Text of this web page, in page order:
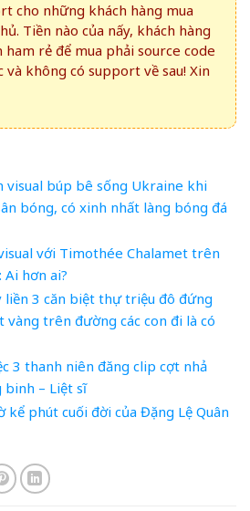
cho những khách hàng mua
Tiền nào của nấy, khách hàng
ham rẻ để mua phải source code
không có support về sau! Xin
visual búp bê sống Ukraine khi
bóng, có xinh nhất làng bóng đá
với Timothée Chalamet trên
Ai hơn ai?
liền 3 căn biệt thự triệu đô đứng
vàng trên đường các con đi là có
3 thanh niên đăng clip cợt nhả
– Liệt sĩ
kể phút cuối đời của Đặng Lệ Quân